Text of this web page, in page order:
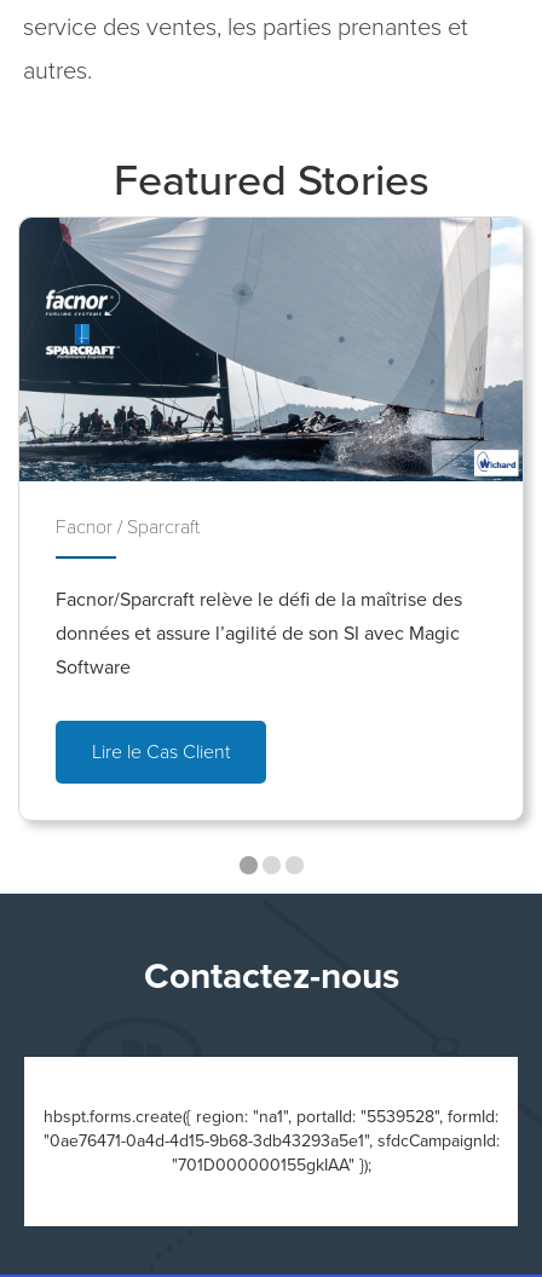
service des ventes, les parties prenantes et
autres.
Featured Stories
Facnor / Sparcraft
Facnor/Sparcraft relève le défi de la maîtrise des
données et assure l’agilité de son SI avec Magic
Software
Lire le Cas Client
Contactez-nous
hbspt.forms.create({ region: "na1", portalId: "5539528", formId:
"0ae76471-0a4d-4d15-9b68-3db43293a5e1", sfdcCampaignId:
"701D000000155gkIAA" });